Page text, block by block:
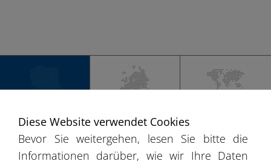
−
Diese Website verwendet Cookies
Bevor Sie weitergehen, lesen Sie bitte die
Informationen darüber, wie wir Ihre Daten